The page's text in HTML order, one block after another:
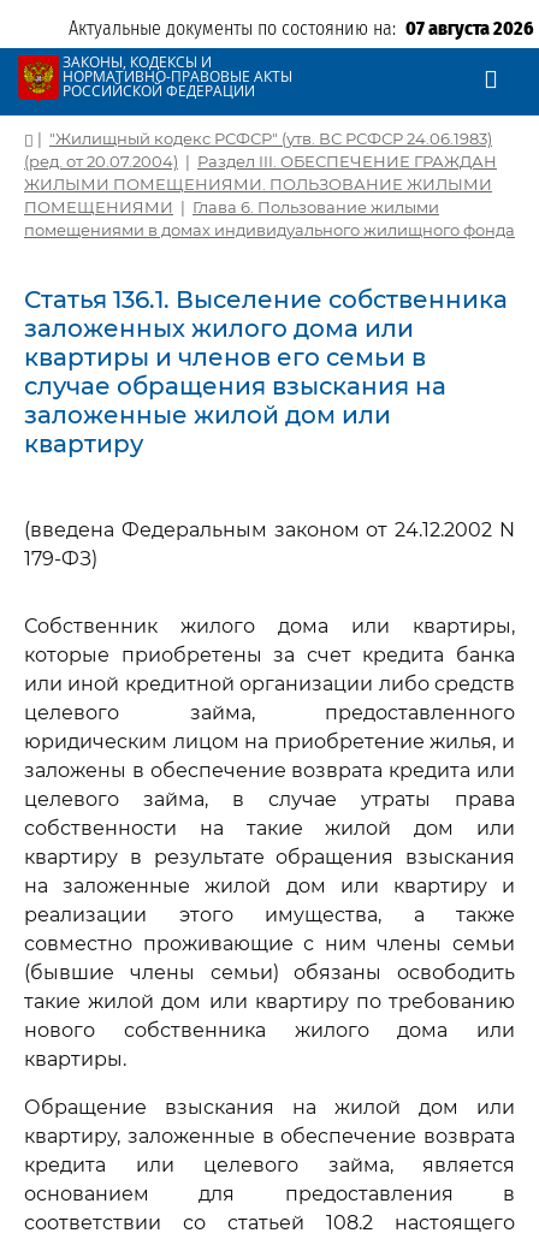
Актуальные документы по состоянию на: 07 августа 2026
ЗАКОНЫ, КОДЕКСЫ И
НОРМАТИВНО-ПРАВОВЫЕ АКТЫ
РОССИЙСКОЙ ФЕДЕРАЦИИ
| "Жилищный кодекс РСФСР" (утв. ВС РСФСР 24.06.1983)
(ред. от 20.07.2004) | Раздел III. ОБЕСПЕЧЕНИЕ ГРАЖДАН
ЖИЛЫМИ ПОМЕЩЕНИЯМИ. ПОЛЬЗОВАНИЕ ЖИЛЫМИ
ПОМЕЩЕНИЯМИ | Глава 6. Пользование жилыми
помещениями в домах индивидуального жилищного фонда
Статья 136.1. Выселение собственника
заложенных жилого дома или
квартиры и членов его семьи в
случае обращения взыскания на
заложенные жилой дом или
квартиру
(введена Федеральным законом от 24.12.2002 N
179-ФЗ)
Собственник жилого дома или квартиры,
которые приобретены за счет кредита банка
или иной кредитной организации либо средств
целевого займа, предоставленного
юридическим лицом на приобретение жилья, и
заложены в обеспечение возврата кредита или
целевого займа, в случае утраты права
собственности на такие жилой дом или
квартиру в результате обращения взыскания
на заложенные жилой дом или квартиру и
реализации этого имущества, а также
совместно проживающие с ним члены семьи
(бывшие члены семьи) обязаны освободить
такие жилой дом или квартиру по требованию
нового собственника жилого дома или
квартиры.
Обращение взыскания на жилой дом или
квартиру, заложенные в обеспечение возврата
кредита или целевого займа, является
основанием для предоставления в
соответствии со статьей 108.2 настоящего